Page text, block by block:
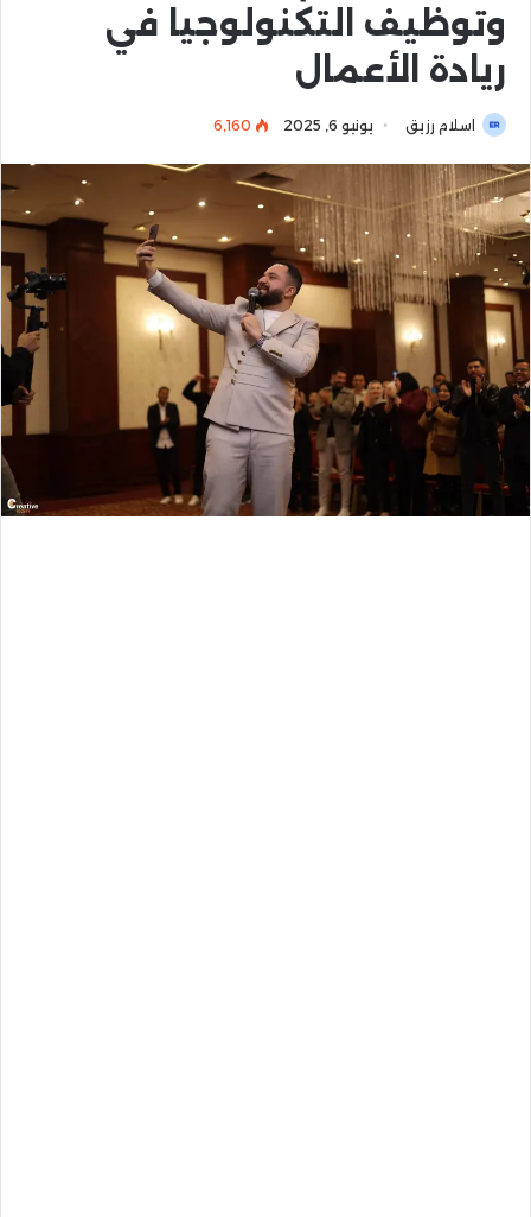
وتوظيف التكنولوجيا في
ريادة الأعمال
اسلام رزيق يونيو 6, 2025 6٬160